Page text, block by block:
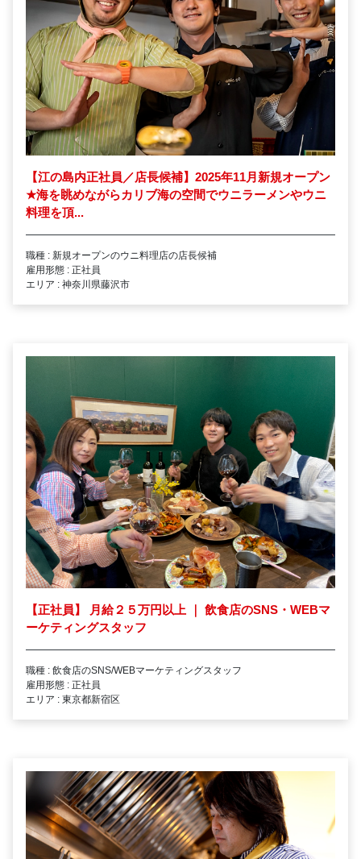
【江の島内正社員／店長候補】2025年11月新規オープン
★海を眺めながらカリブ海の空間でウニラーメンやウニ
料理を頂...
職種 : 新規オープンのウニ料理店の店長候補
雇用形態 : 正社員
エリア : 神奈川県藤沢市
【正社員】 月給２５万円以上 ｜ 飲食店のSNS・WEBマ
ーケティングスタッフ
職種 : 飲食店のSNS/WEBマーケティングスタッフ
雇用形態 : 正社員
エリア : 東京都新宿区